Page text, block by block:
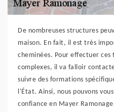
De nombreuses structures
maison. En fait, il est très
cheminées. Pour effectuer
complexes, il va falloir
suivre des formations
l'État. Ainsi, nous pouvons
confiance en Mayer